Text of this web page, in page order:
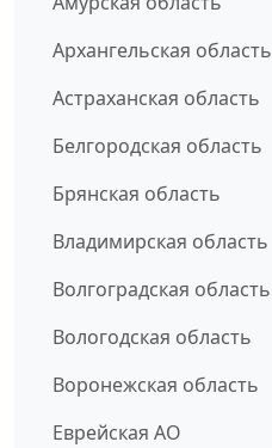
Архангельская область
Астраханская область
Белгородская область
Брянская область
Владимирская область
Волгоградская область
Вологодская область
Воронежская область
Еврейская АО